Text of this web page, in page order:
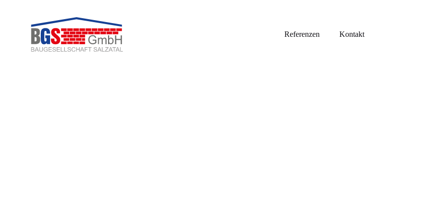
Referenzen Kontakt